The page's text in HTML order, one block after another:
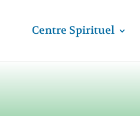
Centre Spirituel